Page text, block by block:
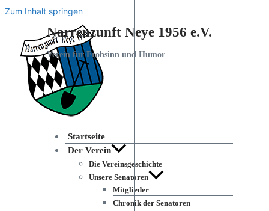
Zum Inhalt springen
Narrenzunft Neye 1956 e.V.
Verein für Frohsinn und Humor
Startseite
Der Verein
Die Vereinsgeschichte
Unsere Senatoren
Mitglieder
Chronik der Senatoren